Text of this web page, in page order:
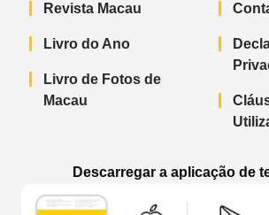
Revista Macau
Livro do Ano
Livro de Fotos de
Macau
Descarregar a aplicação de